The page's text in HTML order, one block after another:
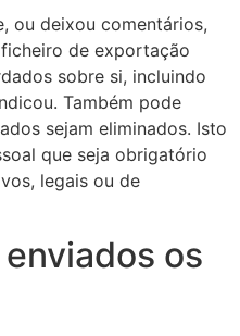
ou deixou comentários,
de exportação
sobre si, incluindo
Também pode
sejam eliminados. Isto
que seja obrigatório
legais ou de
os